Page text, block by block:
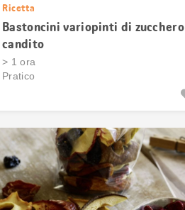
Ricetta
Bastoncini variopinti di zucchero
candito
> 1 ora
Pratico